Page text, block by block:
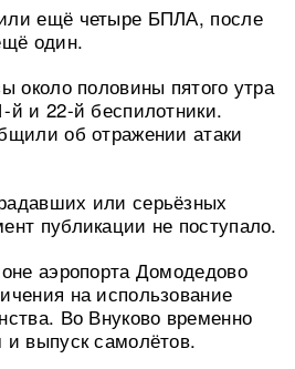
ещё четыре БПЛА, после
один.
около половины пятого утра
и 22-й беспилотники.
об отражении атаки
или серьёзных
публикации не поступало.
аэропорта Домодедово
на использование
Во Внуково временно
выпуск самолётов.